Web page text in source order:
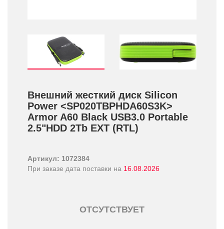
Внешний жесткий диск Silicon
Power <SP020TBPHDA60S3K>
Armor A60 Black USB3.0 Portable
2.5"HDD 2Tb EXT (RTL)
Артикул: 1072384
При заказе дата поставки на 16.08.2026
ОТСУТСТВУЕТ